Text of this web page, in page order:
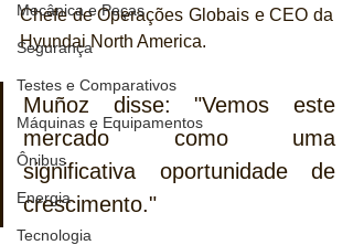
Mecânica e Peças
Segurança
Testes e Comparativos
Máquinas e Equipamentos
Ônibus
Energia
Tecnologia
Chefe de Operações Globais e CEO da
Hyundai North America.
Muñoz disse: "Vemos este
mercado como uma
significativa oportunidade de
crescimento."